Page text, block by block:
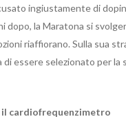
ingiustamente di
la Maratona si
riaffiorano. Sulla sua
essere selezionato per la
il cardiofrequenzimetro